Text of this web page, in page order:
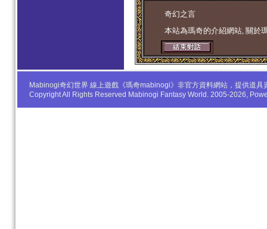
学生妹 奇幻之言
本站為瑪奇的介紹網站, 關於
Mabinogi奇幻世界 線上遊戲《瑪奇mabinogi》非官方資料網站，提供道
Copyright All Rights Reserved Mabinogi Fantasy World. 2005-2026,